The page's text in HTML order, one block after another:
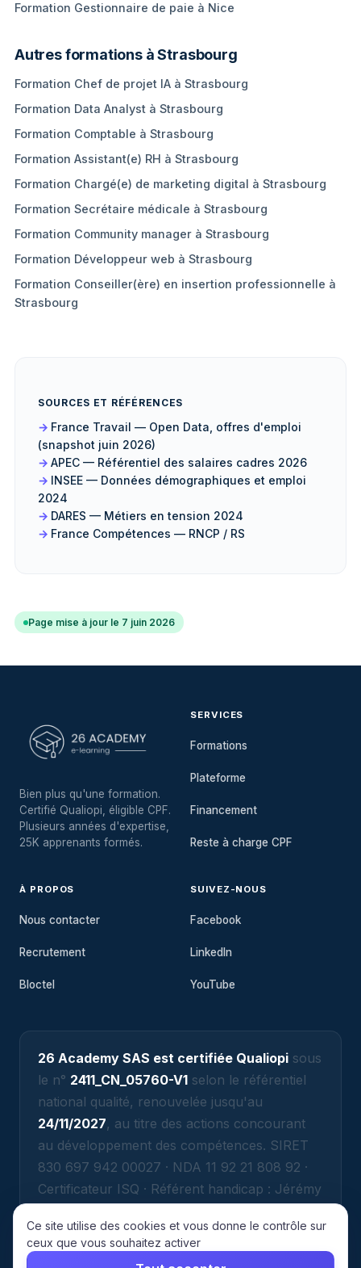
Formation Gestionnaire de paie à Nice
Autres formations à Strasbourg
Formation Chef de projet IA à Strasbourg
Formation Data Analyst à Strasbourg
Formation Comptable à Strasbourg
Formation Assistant(e) RH à Strasbourg
Formation Chargé(e) de marketing digital à Strasbourg
Formation Secrétaire médicale à Strasbourg
Formation Community manager à Strasbourg
Formation Développeur web à Strasbourg
Formation Conseiller(ère) en insertion professionnelle à
Strasbourg
SOURCES ET RÉFÉRENCES
France Travail — Open Data, offres d'emploi
(snapshot juin 2026)
APEC — Référentiel des salaires cadres 2026
INSEE — Données démographiques et emploi
2024
DARES — Métiers en tension 2024
France Compétences — RNCP / RS
Page mise à jour le 7 juin 2026
Bien plus qu'une formation.
Certifié Qualiopi, éligible CPF.
Plusieurs années d'expertise,
25K apprenants formés.
SERVICES
Formations
Plateforme
Financement
Reste à charge CPF
À PROPOS
Nous contacter
Recrutement
Bloctel
SUIVEZ-NOUS
Facebook
LinkedIn
YouTube
26 Academy SAS est certifiée Qualiopi sous
le n° 2411_CN_05760-V1 selon le référentiel
national qualité, renouvelée jusqu'au
24/11/2027, au titre des actions concourant
au développement des compétences. SIRET
830 697 942 00027 · NDA 11 92 21 808 92 ·
Certificateur ISQ · Référent handicap : Jérémy
Ce site utilise des cookies et vous donne le contrôle sur
ceux que vous souhaitez activer